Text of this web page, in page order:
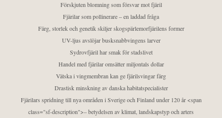
Förskjuten blomning som försvar mot fjäril
Fjärilar som pollinerare – en laddad fråga
Färg, storlek och genetik skiljer skogspärlemorfjärilens former
UV-ljus avslöjar busksnabbvingens larver
Sydrovfjäril har smak för stadslivet
Handel med fjärilar omsätter miljontals dollar
Vätska i vingmembran kan ge fjärilsvingar färg
Drastisk minskning av danska habitatspecialister
Fjärilars spridning till nya områden i Sverige och Finland under 120 år <span
class="sf-description">– betydelsen av klimat, landskapstyp och arters